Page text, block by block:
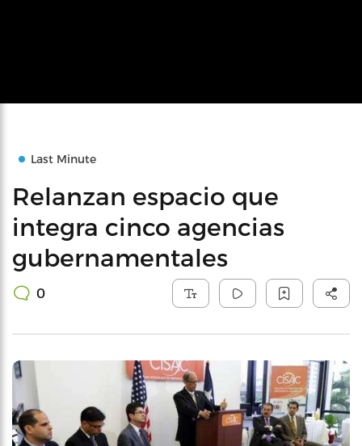
Last Minute
Relanzan espacio que
integra cinco agencias
gubernamentales
0